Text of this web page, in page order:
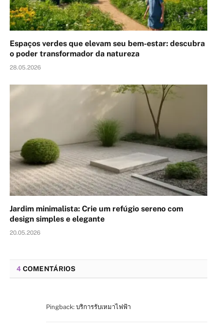
Espaços verdes que elevam seu bem-estar: descubra
o poder transformador da natureza
28.05.2026
Jardim minimalista: Crie um refúgio sereno com
design simples e elegante
20.05.2026
4 COMENTÁRIOS
Pingback: บริการรับเหมาไฟฟ้า